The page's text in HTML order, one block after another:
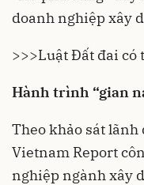
doanh nghiệp xây
>>>Luật Đất đai có
Hành trình “gian
Theo khảo sát
Vietnam Report
nghiệp ngành xây